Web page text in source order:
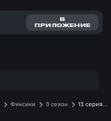
В
ПРИЛОЖЕНИЕ
Фиксики 3 сезон
13 серия